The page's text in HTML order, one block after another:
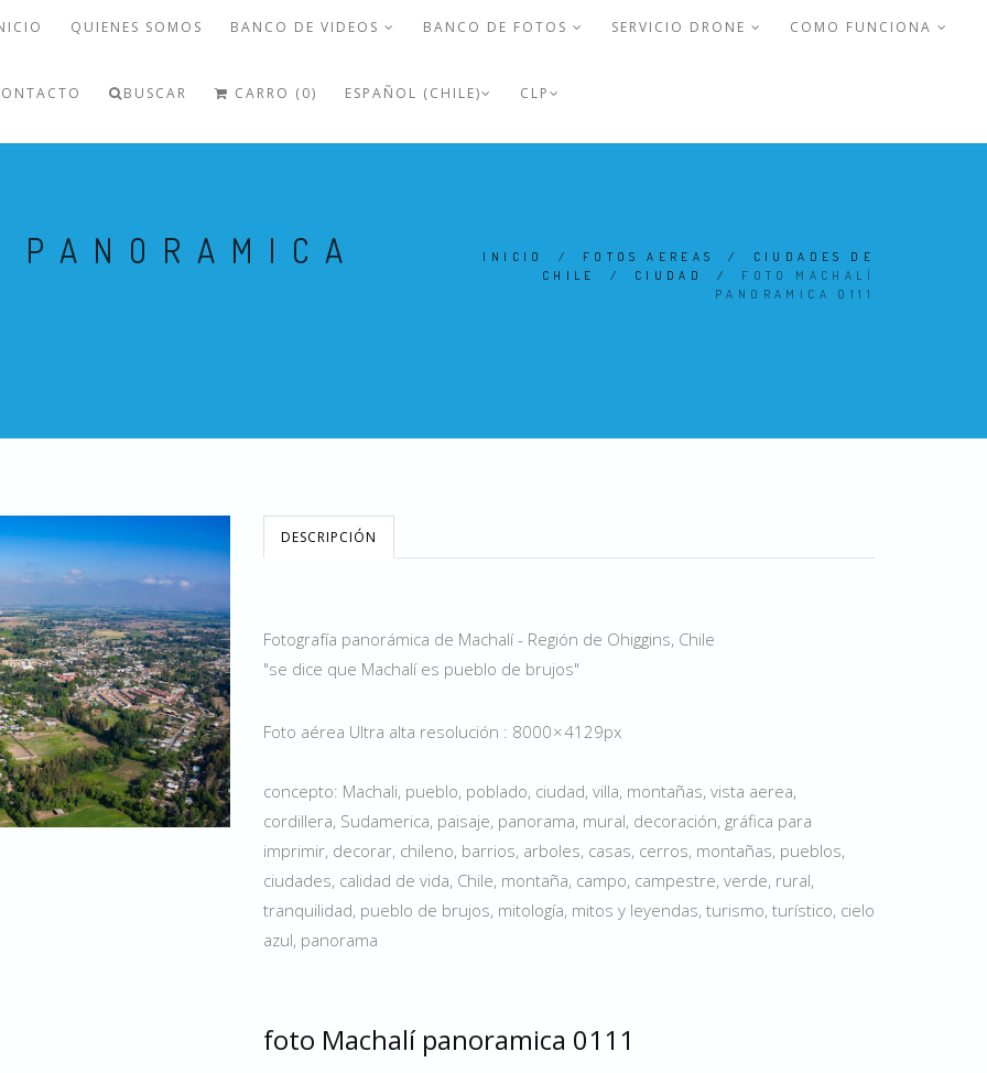
QUIENES SOMOS BANCO DE VIDEOS BANCO DE FOTOS SERVICIO DRONE COMO FUNCIONA
BUSCAR CARRO (0) ESPAÑOL (CHILE) CLP
INICIO / FOTOS AEREAS /
CIUDADES DE
CHILE
/ CIUDAD / FOTO MACHALÍ
PANORAMICA 0111
DESCRIPCIÓN
Fotografía panorámica de Machalí - Región de Ohiggins, Chile
"se dice que Machalí es pueblo de brujos"
Foto aérea Ultra alta resolución : 8000 × 4129px
concepto: Machali, pueblo, poblado, ciudad, villa, montañas, vista aerea,
cordillera, Sudamerica, paisaje, panorama, mural, decoración, gráfica para
imprimir, decorar, chileno, barrios, arboles, casas, cerros, montañas, pueblos,
ciudades, calidad de vida, Chile, montaña, campo, campestre, verde, rural,
tranquilidad, pueblo de brujos, mitología, mitos y leyendas, turismo, turístico, cielo
azul, panorama
foto Machalí panoramica 0111